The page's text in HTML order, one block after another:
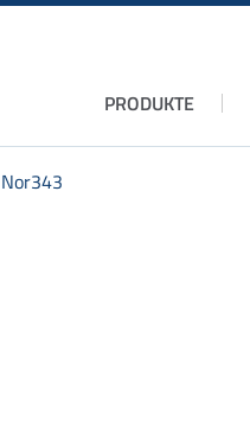
Navigation
PRODUKTE
Nor343